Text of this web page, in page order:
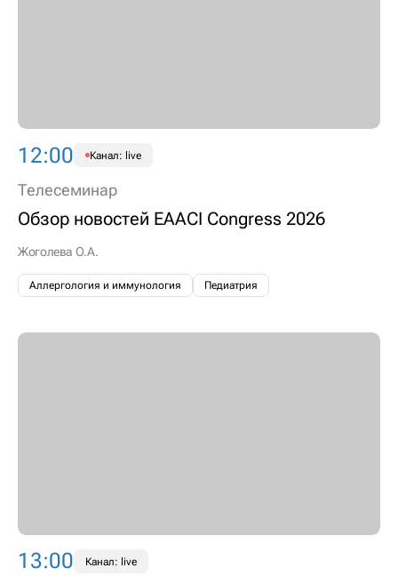
12:00 Канал: live
Телесеминар
Обзор новостей EAACI Congress 2026
Жоголева О.А.
Аллергология и иммунология Педиатрия
13:00 Канал: live